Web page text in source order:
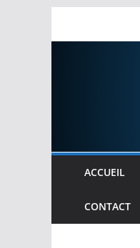
ACCUEIL
CONTACT